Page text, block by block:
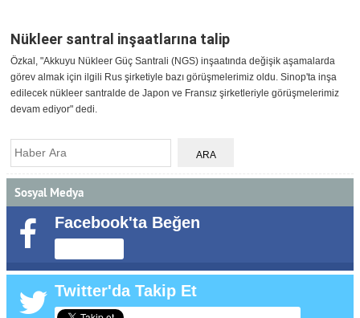
Nükleer santral inşaatlarına talip
Özkal, "Akkuyu Nükleer Güç Santrali (NGS) inşaatında değişik aşamalarda
görev almak için ilgili Rus şirketiyle bazı görüşmelerimiz oldu. Sinop'ta inşa
edilecek nükleer santralde de Japon ve Fransız şirketleriyle görüşmelerimiz
devam ediyor" dedi.
Sosyal Medya
Facebook'ta Beğen
Twitter'da Takip Et